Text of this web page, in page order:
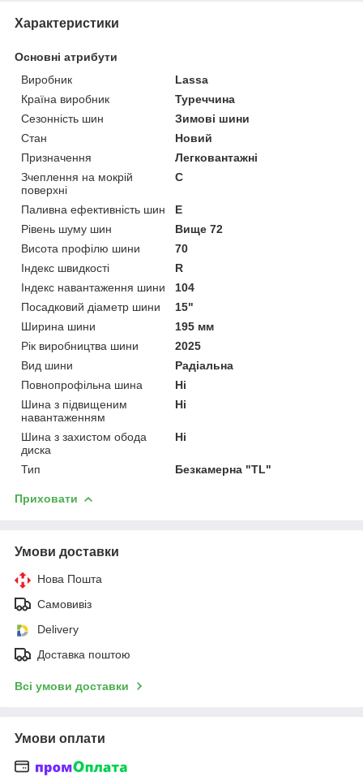
Характеристики
Основні атрибути
Виробник
Lassa
Країна виробник
Туреччина
Сезонність шин
Зимові шини
Стан
Новий
Призначення
Легковантажні
Зчеплення на мокрій
поверхні
C
Паливна ефективність шин
E
Рівень шуму шин
Вище 72
Висота профілю шини
70
Індекс швидкості
R
Індекс навантаження шини
104
Посадковий діаметр шини
15"
Ширина шини
195 мм
Рік виробництва шини
2025
Вид шини
Радіальна
Повнопрофільна шина
Ні
Шина з підвищеним
навантаженням
Ні
Шина з захистом обода
диска
Ні
Тип Безкамерна "TL"
Приховати
Умови доставки
Нова Пошта
Самовивіз
Delivery
Доставка поштою
Всі умови доставки
Умови оплати